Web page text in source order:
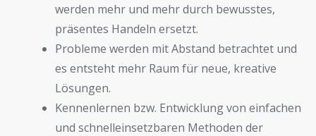
werden mehr und mehr durch bewusstes,
präsentes Handeln ersetzt.
Probleme werden mit Abstand betrachtet und
es entsteht mehr Raum für neue, kreative
Lösungen.
Kennenlernen bzw. Entwicklung von einfachen
und schnelleinsetzbaren Methoden der